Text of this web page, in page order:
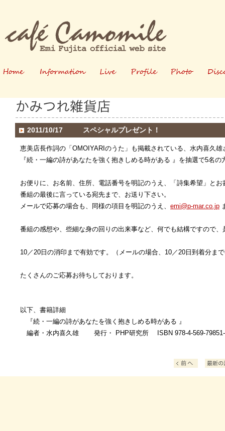
ホーム 情報 ライブ
プロフィー
ル
写真
2011/10/17 スペシャルプレゼント！
恵美店長作詞の「OMOIYARIのうた」も掲載されている、水内喜久雄
『続・一編の詩があなたを強く抱きしめる時がある 』を抽選で5名
お便りに、お名前、住所、電話番号を明記のうえ、「詩集希望」とお
番組の最後に言っている宛先まで、お送り下さい。
メールで応募の場合も、同様の項目を明記のうえ、 emi@p-mar.co.jp
番組の感想や、些細な身の回りの出来事など、何でも結構ですので
10／20日の消印まで有効です。（メールの場合、10／20日到着分ま
たくさんのご応募お待ちしております。
以下、書籍詳細
『続・一編の詩があなたを強く抱きしめる時がある 』
編者・水内喜久雄 発行・ PHP研究所 ISBN 978-4-569-